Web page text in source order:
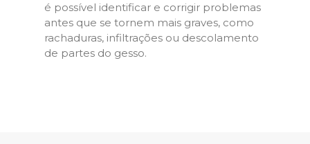
é possível identificar e corrigir problemas
antes que se tornem mais graves, como
rachaduras, infiltrações ou descolamento
de partes do gesso.